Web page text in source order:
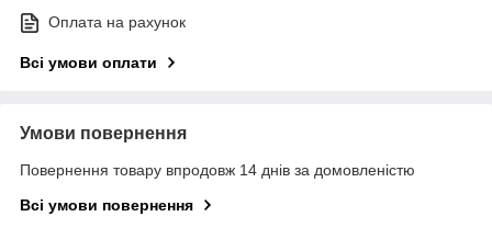
Оплата на рахунок
Всі умови оплати
Умови повернення
Повернення товару впродовж 14 днів за домовленістю
Всі умови повернення